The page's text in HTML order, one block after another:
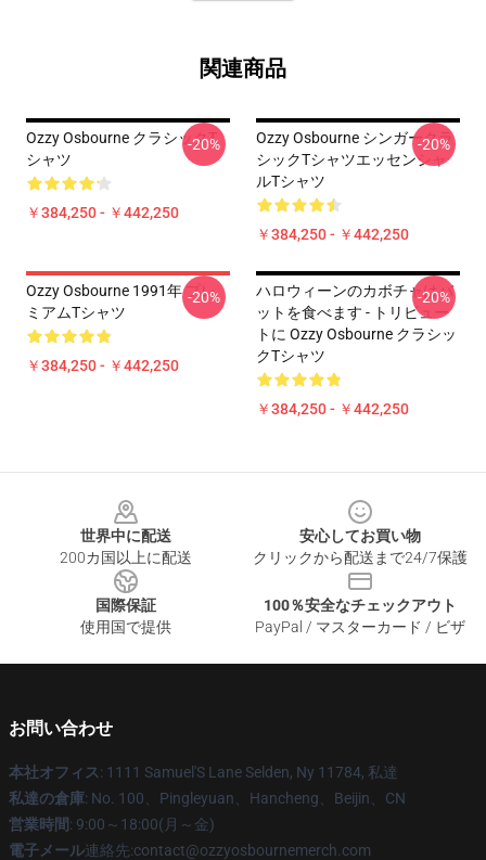
関連商品
Ozzy Osbourne クラシックT
シャツ
￥384,250 - ￥442,250
-20%
Ozzy Osbourne シンガークラ
シックTシャツエッセンシャ
ルTシャツ
￥384,250 - ￥442,250
-20%
Ozzy Osbourne 1991年 プレ
ミアムTシャツ
￥384,250 - ￥442,250
-20%
ハロウィーンのカボチャはバ
ットを食べます - トリビュー
トに Ozzy Osbourne クラシッ
クTシャツ
￥384,250 - ￥442,250
-20%
世界中に配送
200カ国以上に配送
安心してお買い物
クリックから配送まで24/7保護
国際保証
使用国で提供
100％安全なチェックアウト
PayPal / マスターカード / ビザ
お問い合わせ
本社オフィス: 1111 Samuel'S Lane Selden, Ny 11784, 私達
私達の倉庫: No. 100、Pingleyuan、Hancheng、Beijin、CN
営業時間: 9:00～18:00(月～金)
電子メール連絡先:contact@ozzyosbournemerch.com